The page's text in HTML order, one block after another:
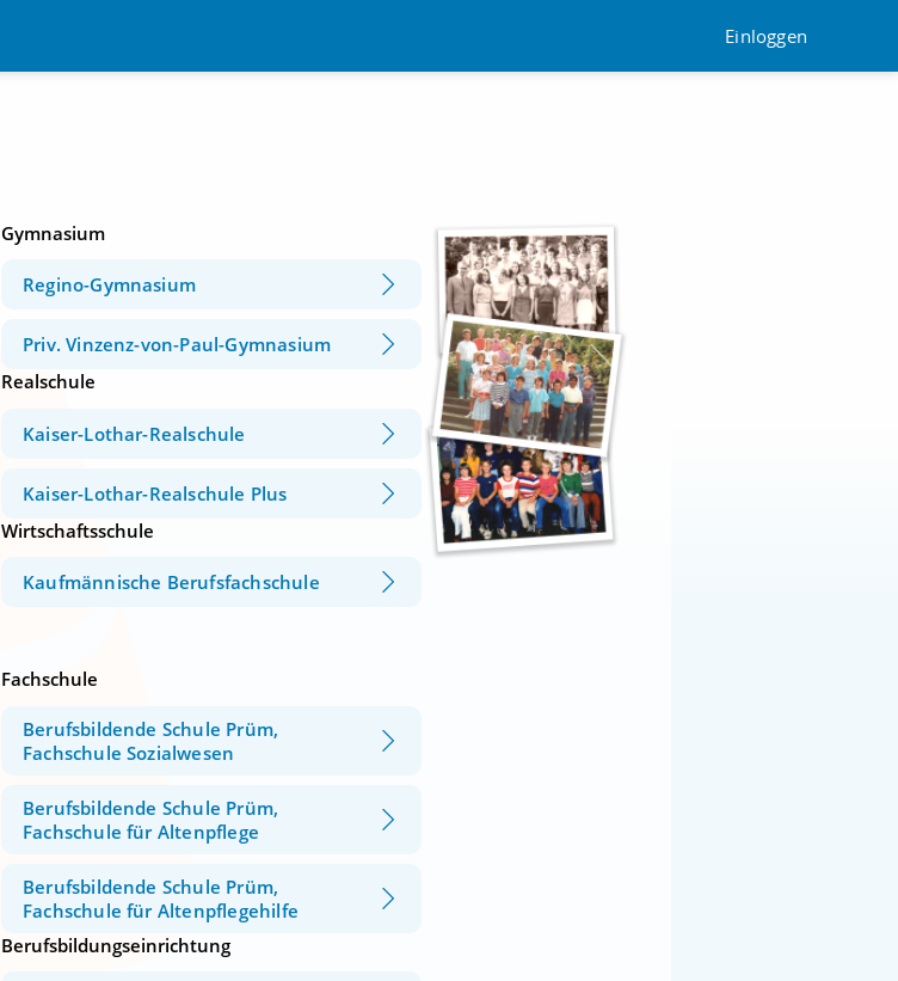
Einloggen
Gymnasium
Regino-Gymnasium
Priv. Vinzenz-von-Paul-Gymnasium
Realschule
Kaiser-Lothar-Realschule
Kaiser-Lothar-Realschule Plus
Wirtschaftsschule
Kaufmännische Berufsfachschule
Fachschule
Berufsbildende Schule Prüm,
Fachschule Sozialwesen
Berufsbildende Schule Prüm,
Fachschule für Altenpflege
Berufsbildende Schule Prüm,
Fachschule für Altenpflegehilfe
Berufsbildungseinrichtung